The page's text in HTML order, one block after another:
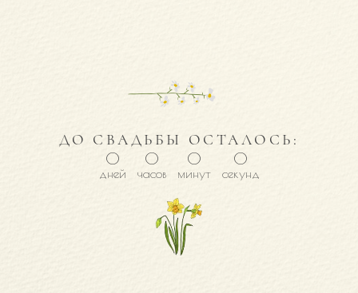
0
дней
0
часов
0
минут
0
секунд
ДО СВАДЬБЫ ОСТАЛОСЬ: